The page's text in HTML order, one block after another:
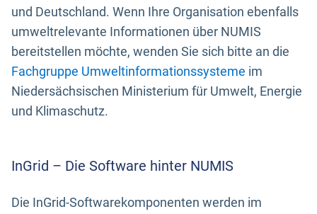
und Deutschland. Wenn Ihre Organisation ebenfalls
umweltrelevante Informationen über NUMIS
bereitstellen möchte, wenden Sie sich bitte an die
Fachgruppe Umweltinformationssysteme im
Niedersächsischen Ministerium für Umwelt, Energie
und Klimaschutz.
InGrid – Die Software hinter NUMIS
Die InGrid-Softwarekomponenten werden im